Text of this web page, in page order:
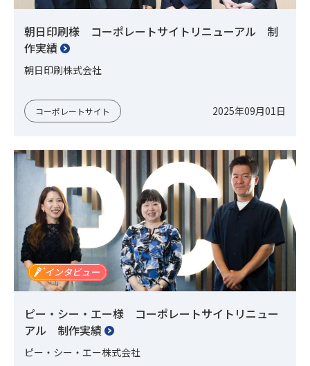
朝日印刷様 コーポレートサイトリニューアル 制
作実績
朝日印刷株式会社
コーポレートサイト 2025年09月01日
ピー・シー・エー様 コーポレートサイトリニュー
アル 制作実績
ピー・シー・エー株式会社